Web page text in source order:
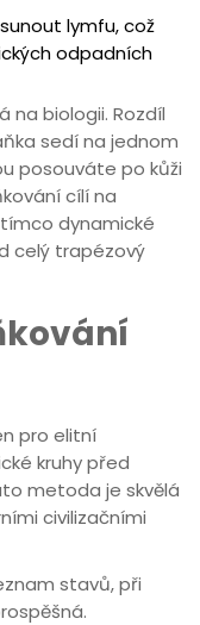
lymfu, což
odpadních
na biologii. Rozdíl
sedí na jednom
posouváte po kůži
cílí na
dynamické
celý trapézový
pro elitní
kruhy před
metoda je skvělá
civilizačními
stavů, při